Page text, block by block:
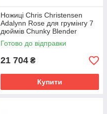
Ножиці Chris Christensen
Adalynn Rose для грумінгу 7
дюймів Chunky Blender
Готово до відправки
21 704 ₴
Купити